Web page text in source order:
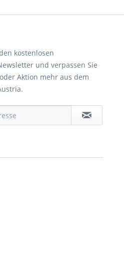
kostenlosen
und verpassen Sie
Aktion mehr aus dem